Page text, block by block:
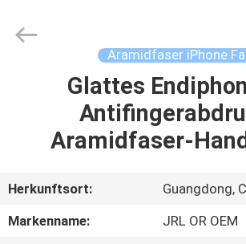
PRODUKTE
VIDEOS
Aramidfaser iPhone
Glattes
Aramidfaser-
Herkunftsort:
Guangdong,
Markenname:
JRL OR OEM